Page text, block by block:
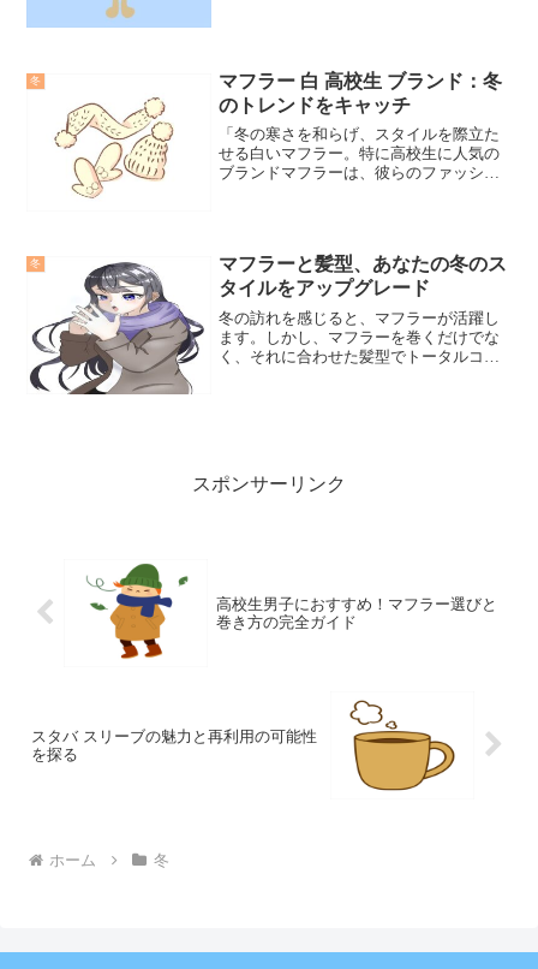
冬
マフラー 白 高校生 ブランド：冬
のトレンドをキャッチ
「冬の寒さを和らげ、スタイルを際立た
せる白いマフラー。特に高校生に人気の
ブランドマフラーは、彼らのファッショ
ート方法を探求します。」
冬
マフラーと髪型、あなたの冬のス
タイルをアップグレード
冬の訪れを感じると、マフラーが活躍し
ます。しかし、マフラーを巻くだけでな
く、それに合わせた髪型でトータルコー
スポンサーリンク
高校生男子におすすめ！マフラー選びと
巻き方の完全ガイド
スタバ スリーブの魅力と再利用の可能性
を探る
ホーム 冬